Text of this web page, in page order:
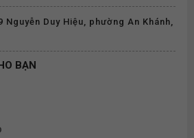
Duy Hiệu, phường An Khánh,
BẠN